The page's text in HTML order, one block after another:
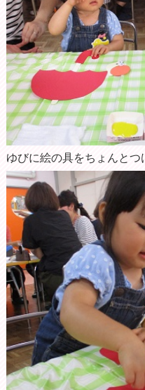
ゆびに絵の具をちょんと